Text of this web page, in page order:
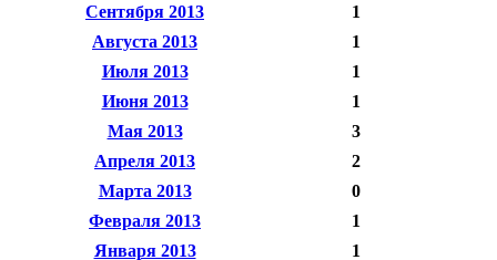
Сентября 2013
1
Августа 2013
1
Июля 2013
1
Июня 2013
1
Мая 2013
3
Апреля 2013
2
Марта 2013
0
Февраля 2013
1
Января 2013
1